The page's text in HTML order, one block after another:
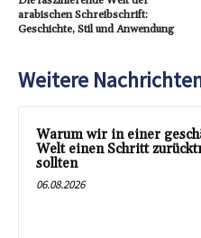
arabischen Schreibschrift:
Geschichte, Stil und Anwendung
Weitere
Warum wir in einer
Welt einen Schritt
sollten
06.08.2026